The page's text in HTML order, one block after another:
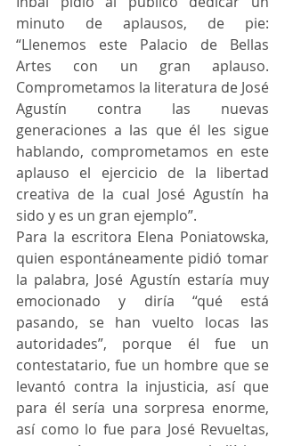
minuto de aplausos, de pie:
“Llenemos este Palacio de Bellas
Artes con un gran aplauso.
Comprometamos la literatura de José
Agustín contra las nuevas
generaciones a las que él les sigue
hablando, comprometamos en este
aplauso el ejercicio de la libertad
creativa de la cual José Agustín ha
sido y es un gran ejemplo”.
Para la escritora Elena Poniatowska,
quien espontáneamente pidió tomar
la palabra, José Agustín estaría muy
emocionado y diría “qué está
pasando, se han vuelto locas las
autoridades”, porque él fue un
contestatario, fue un hombre que se
levantó contra la injusticia, así que
para él sería una sorpresa enorme,
así como lo fue para José Revueltas,